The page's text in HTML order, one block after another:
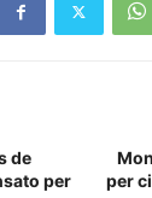
de
per
per